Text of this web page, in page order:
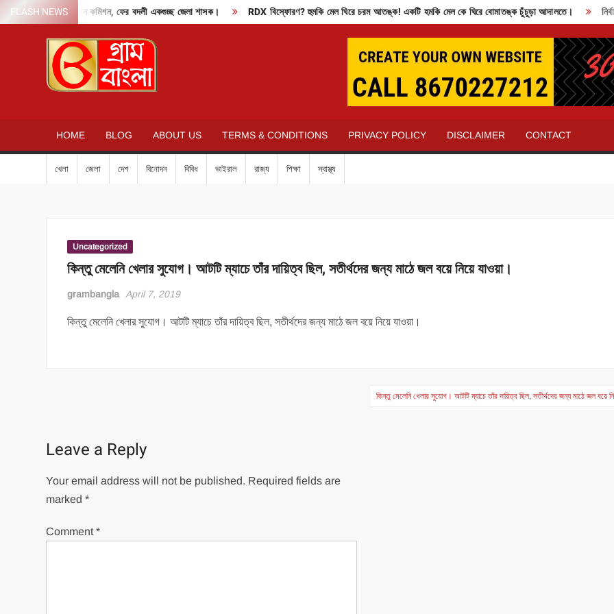
Skip
to
FLASH NEWS
দাবাং মোডে নির্বাচন কমিশন, ফের বদলী একগুচ্ছ জেলা শাসক। RDX বিস্ফোরণ? হুমকি মেল ঘিরে চরম আতঙ্ক! একটি হমকি মেল কে ঘিরে বোমাতঙ্ক চুঁচুড়া আদালতে।
HOME BLOG ABOUT US TERMS & CONDITIONS PRIVACY POLICY DISCLAIMER CONTACT
খেলা জেলা দেশ বিনোদন বিবিধ ভাইরাল রাজ্য শিক্ষা স্বাস্থ্য
Uncategorized
কিন্তু মেলেনি খেলার সুযোগ। আটটি ম্যাচে তাঁর দায়িত্ব ছিল, সতীর্থদের জন্য মাঠে জল বয়ে নিয়ে যাওয়া।
grambangla April 7, 2019
কিন্তু মেলেনি খেলার সুযোগ। আটটি ম্যাচে তাঁর দায়িত্ব ছিল, সতীর্থদের জন্য মাঠে জল বয়ে নিয়ে যাওয়া।
কিন্তু মেলেনি খেলার সুযোগ। আটটি ম্যাচে তাঁর দায়িত্ব ছিল, সতীর্থদের জন্য মাঠে জল বয়ে
Leave a Reply
Your email address will not be published. Required fields are
marked*
Comment*